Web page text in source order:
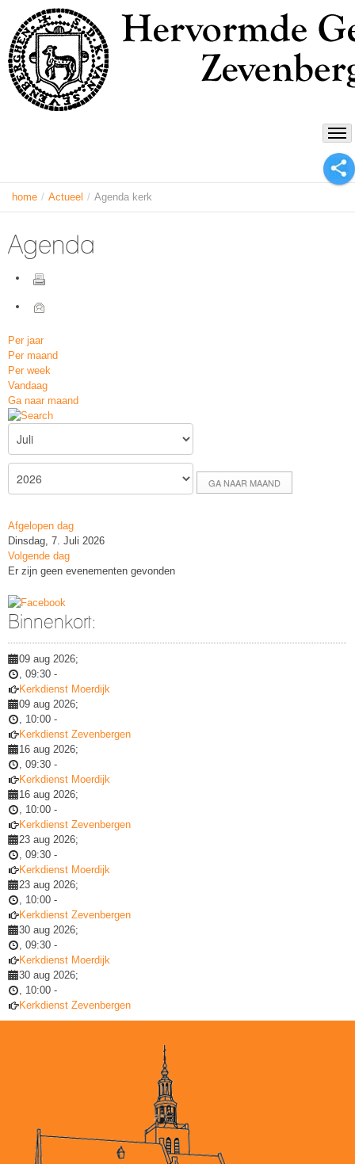
home / Actueel / Agenda kerk
Agenda
Per jaar
Per maand
Per week
Vandaag
Ga naar maand
GA NAAR MAAND
Afgelopen dag
Dinsdag, 7. Juli 2026
Volgende dag
Er zijn geen evenementen gevonden
Binnenkort:
09 aug 2026;
, 09:30 -
Kerkdienst Moerdijk
09 aug 2026;
, 10:00 -
Kerkdienst Zevenbergen
16 aug 2026;
, 09:30 -
Kerkdienst Moerdijk
16 aug 2026;
, 10:00 -
Kerkdienst Zevenbergen
23 aug 2026;
, 09:30 -
Kerkdienst Moerdijk
23 aug 2026;
, 10:00 -
Kerkdienst Zevenbergen
30 aug 2026;
, 09:30 -
Kerkdienst Moerdijk
30 aug 2026;
, 10:00 -
Kerkdienst Zevenbergen